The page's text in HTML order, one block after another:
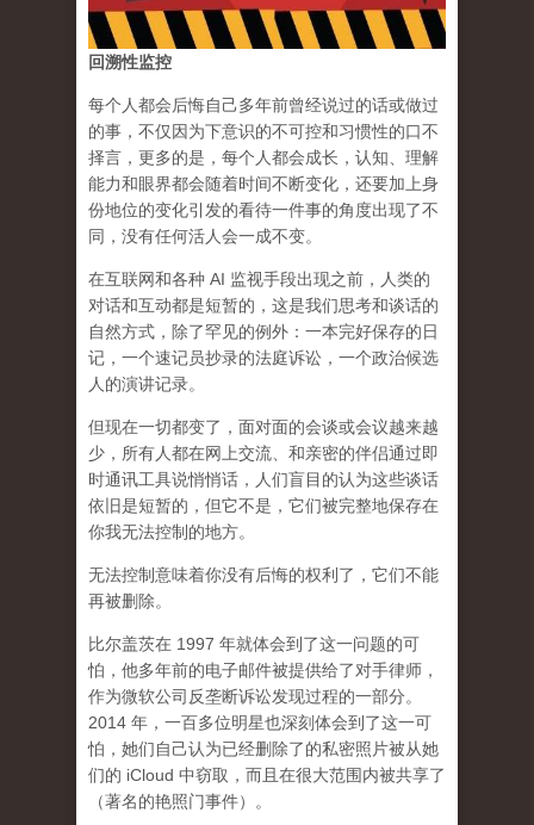
回溯性监控
每个人都会后悔自己多年前曾经说过的话或做过
的事，不仅因为下意识的不可控和习惯性的口不
择言，更多的是，每个人都会成长，认知、理解
能力和眼界都会随着时间不断变化，还要加上身
份地位的变化引发的看待一件事的角度出现了不
同，没有任何活人会一成不变。
在互联网和各种 AI 监视手段出现之前，人类的
对话和互动都是短暂的，这是我们思考和谈话的
自然方式，除了罕见的例外：一本完好保存的日
记，一个速记员抄录的法庭诉讼，一个政治候选
人的演讲记录。
但现在一切都变了，面对面的会谈或会议越来越
少，所有人都在网上交流、和亲密的伴侣通过即
时通讯工具说悄悄话，人们盲目的认为这些谈话
依旧是短暂的，但它不是，它们被完整地保存在
你我无法控制的地方。
无法控制意味着你没有后悔的权利了，它们不能
再被删除。
比尔盖茨在 1997 年就体会到了这一问题的可
怕，他多年前的电子邮件被提供给了对手律师，
作为微软公司反垄断诉讼发现过程的一部分。
2014 年，一百多位明星也深刻体会到了这一可
怕，她们自己认为已经删除了的私密照片被从她
们的 iCloud 中窃取，而且在很大范围内被共享了
（著名的艳照门事件）。